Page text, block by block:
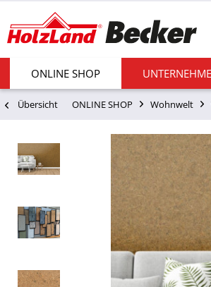
ONLINE SHOP
Übersicht ONLINE SHOP Wohnwelt